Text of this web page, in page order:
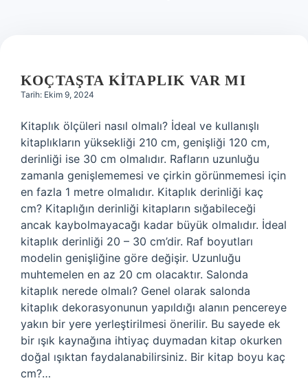
KOÇTAŞTA KITAPLIK VAR MI
Tarih: Ekim 9, 2024
Kitaplık ölçüleri nasıl olmalı? İdeal ve kullanışlı
kitaplıkların yüksekliği 210 cm, genişliği 120 cm,
derinliği ise 30 cm olmalıdır. Rafların uzunluğu
zamanla genişlememesi ve çirkin görünmemesi için
en fazla 1 metre olmalıdır. Kitaplık derinliği kaç
cm? Kitaplığın derinliği kitapların sığabileceği
ancak kaybolmayacağı kadar büyük olmalıdır. İdeal
kitaplık derinliği 20 – 30 cm’dir. Raf boyutları
modelin genişliğine göre değişir. Uzunluğu
muhtemelen en az 20 cm olacaktır. Salonda
kitaplık nerede olmalı? Genel olarak salonda
kitaplık dekorasyonunun yapıldığı alanın pencereye
yakın bir yere yerleştirilmesi önerilir. Bu sayede ek
bir ışık kaynağına ihtiyaç duymadan kitap okurken
doğal ışıktan faydalanabilirsiniz. Bir kitap boyu kaç
cm?…